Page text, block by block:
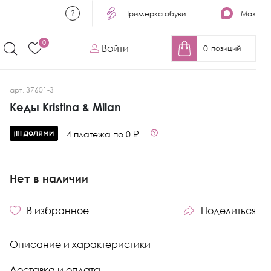
Примерка обуви Max
0
Войти 0 позиций
арт. 37601-3
Кеды Kristina & Milan
4 платежа по 0 ₽
Нет в наличии
В избранное Поделиться
Описание и характеристики